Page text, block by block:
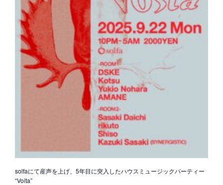
solfaにて産声を上げ、5年目に突入したハウスミュージックパーティー
“Voita”